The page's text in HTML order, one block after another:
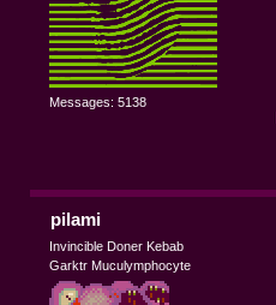
Messages: 5138
pilami
Invincible Doner Kebab
Garktr Muculymphocyte